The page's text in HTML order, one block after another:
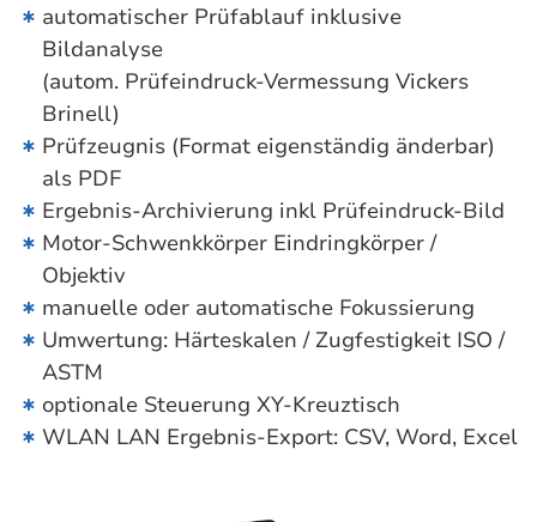
automatischer Prüfablauf inklusive
Bildanalyse
(autom. Prüfeindruck-Vermessung Vickers
Brinell)
Prüfzeugnis (Format eigenständig änderbar)
als PDF
Ergebnis-Archivierung inkl Prüfeindruck-Bild
Motor-Schwenkkörper Eindringkörper /
Objektiv
manuelle oder automatische Fokussierung
Umwertung: Härteskalen / Zugfestigkeit ISO /
ASTM
optionale Steuerung XY-Kreuztisch
WLAN LAN Ergebnis-Export: CSV, Word, Excel